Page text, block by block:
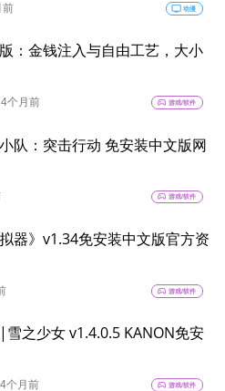
前 tv 动漫
：金钱注入与自由工艺，大小
个月前 sports_esports 游戏/软件
队：突击行动 免安装中文版网
sports_esports 游戏/软件
器》v1.34免安装中文版官方资
sports_esports 游戏/软件
雪之少女 v1.4.0.5 KANON免安
个月前 sports_esports 游戏/软件